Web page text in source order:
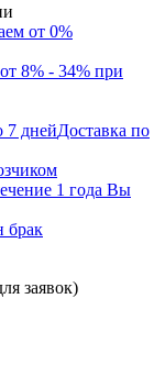
от 0%
8% - 34% при
Доставка по
1 года Вы
брак
заявок)